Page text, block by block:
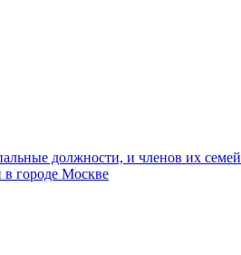
должности, и членов их семей
в городе Москве